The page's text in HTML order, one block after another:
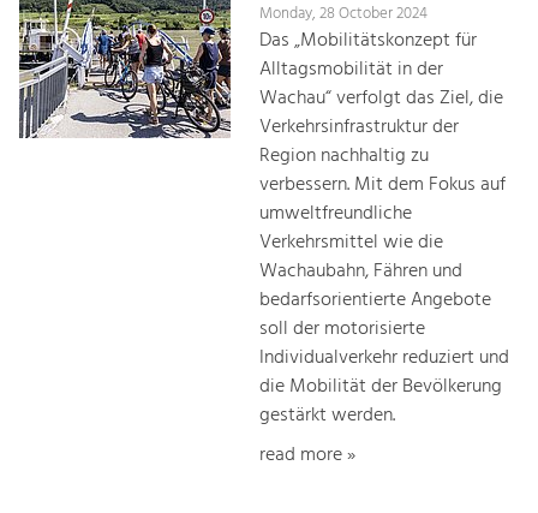
Monday, 28 October 2024
Das „Mobilitätskonzept für
Alltagsmobilität in der
Wachau“ verfolgt das Ziel, die
Verkehrsinfrastruktur der
Region nachhaltig zu
verbessern. Mit dem Fokus auf
umweltfreundliche
Verkehrsmittel wie die
Wachaubahn, Fähren und
bedarfsorientierte Angebote
soll der motorisierte
Individualverkehr reduziert und
die Mobilität der Bevölkerung
gestärkt werden.
read more »